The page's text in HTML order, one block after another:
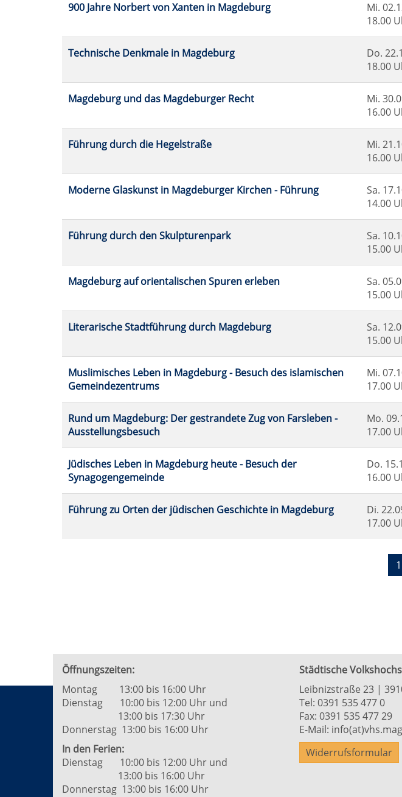
900 Jahre Norbert von Xanten in Magdeburg Mi.
18.00
Technische Denkmale in Magdeburg Do.
18.00
Magdeburg und das Magdeburger Recht Mi.
16.00
Führung durch die Hegelstraße Mi.
16.00
Moderne Glaskunst in Magdeburger Kirchen - Führung Sa.
14.00
Führung durch den Skulpturenpark Sa.
15.00
Magdeburg auf orientalischen Spuren erleben Sa.
15.00
Literarische Stadtführung durch Magdeburg Sa.
15.00
Muslimisches Leben in Magdeburg - Besuch des islamischen
Gemeindezentrums
Mi.
17.00
Rund um Magdeburg: Der gestrandete Zug von Farsleben -
Ausstellungsbesuch
Mo.
17.00
Jüdisches Leben in Magdeburg heute - Besuch der
Synagogengemeinde
Do.
16.00
Führung zu Orten der jüdischen Geschichte in Magdeburg Di.
17.00
1
Öffnungszeiten:
Montag 13:00 bis 16:00 Uhr
Dienstag 10:00 bis 12:00 Uhr und
13:00 bis 17:30 Uhr
Donnerstag 13:00 bis 16:00 Uhr
In den Ferien:
Dienstag 10:00 bis 12:00 Uhr und
13:00 bis 16:00 Uhr
Donnerstag 13:00 bis 16:00 Uhr
Städtische
Leibnizstraße 23 |
Tel: 0391 535 477 0
Fax: 0391 535 477 29
E-Mail:
Widerrufsformular